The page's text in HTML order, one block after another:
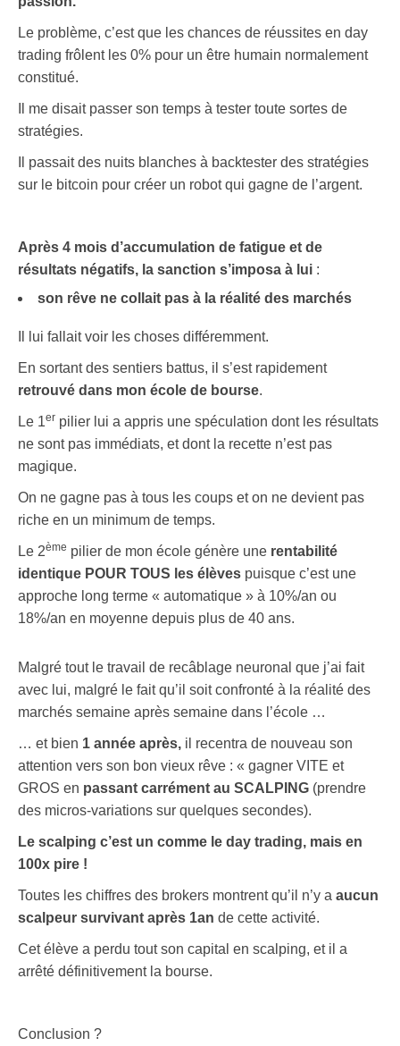
Le problème, c’est que les chances de réussites en day
trading frôlent les 0% pour un être humain normalement
constitué.
Il me disait passer son temps à tester toute sortes de
stratégies.
Il passait des nuits blanches à backtester des stratégies
sur le bitcoin pour créer un robot qui gagne de l’argent.
Après 4 mois d’accumulation de fatigue et de
résultats négatifs, la sanction s’imposa à lui :
son rêve ne collait pas à la réalité des marchés
Il lui fallait voir les choses différemment.
En sortant des sentiers battus, il s’est rapidement
retrouvé dans mon école de bourse.
Le 1er pilier lui a appris une spéculation dont les résultats
ne sont pas immédiats, et dont la recette n’est pas
magique.
On ne gagne pas à tous les coups et on ne devient pas
riche en un minimum de temps.
Le 2ème pilier de mon école génère une rentabilité
identique POUR TOUS les élèves puisque c’est une
approche long terme « automatique » à 10%/an ou
18%/an en moyenne depuis plus de 40 ans.
Malgré tout le travail de recâblage neuronal que j’ai fait
avec lui, malgré le fait qu’il soit confronté à la réalité des
marchés semaine après semaine dans l’école …
… et bien 1 année après, il recentra de nouveau son
attention vers son bon vieux rêve : « gagner VITE et
GROS en passant carrément au SCALPING (prendre
des micros-variations sur quelques secondes).
Le scalping c’est un comme le day trading, mais en
100x pire !
Toutes les chiffres des brokers montrent qu’il n’y a aucun
scalpeur survivant après 1an de cette activité.
Cet élève a perdu tout son capital en scalping, et il a
arrêté définitivement la bourse.
Conclusion ?